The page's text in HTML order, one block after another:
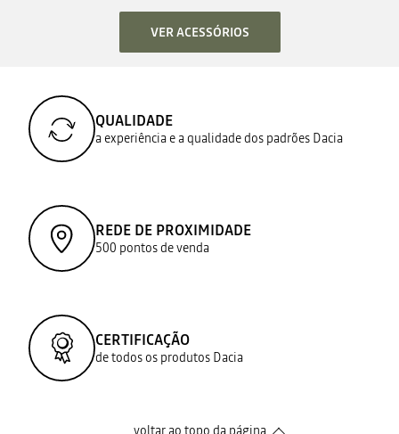
VER ACESSÓRIOS
QUALIDADE
a experiência e a qualidade dos padrões Dacia
REDE DE PROXIMIDADE
500 pontos de venda
CERTIFICAÇÃO
de todos os produtos Dacia
voltar ao topo da página